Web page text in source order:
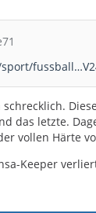
das letzte.
vollen Härte
Keeper